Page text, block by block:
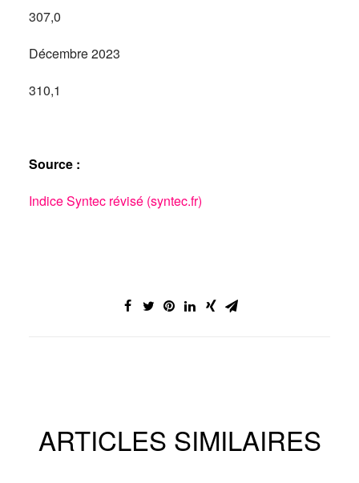
307,0
Décembre 2023
310,1
Source :
Indice Syntec révisé (syntec.fr)
ARTICLES SIMILAIRES